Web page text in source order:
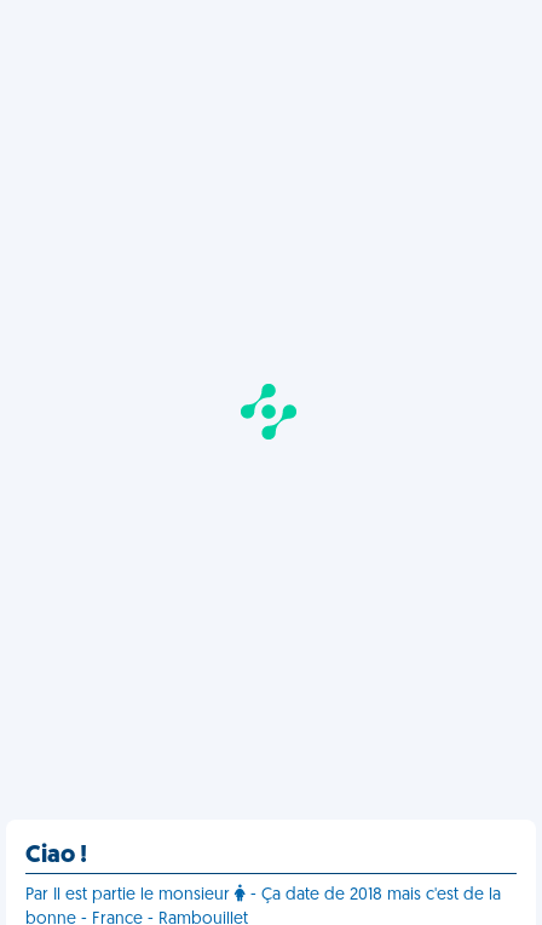
Ciao !
Par Il est partie le monsieur
- Ça date de 2018 mais c'est de la
bonne - France - Rambouillet